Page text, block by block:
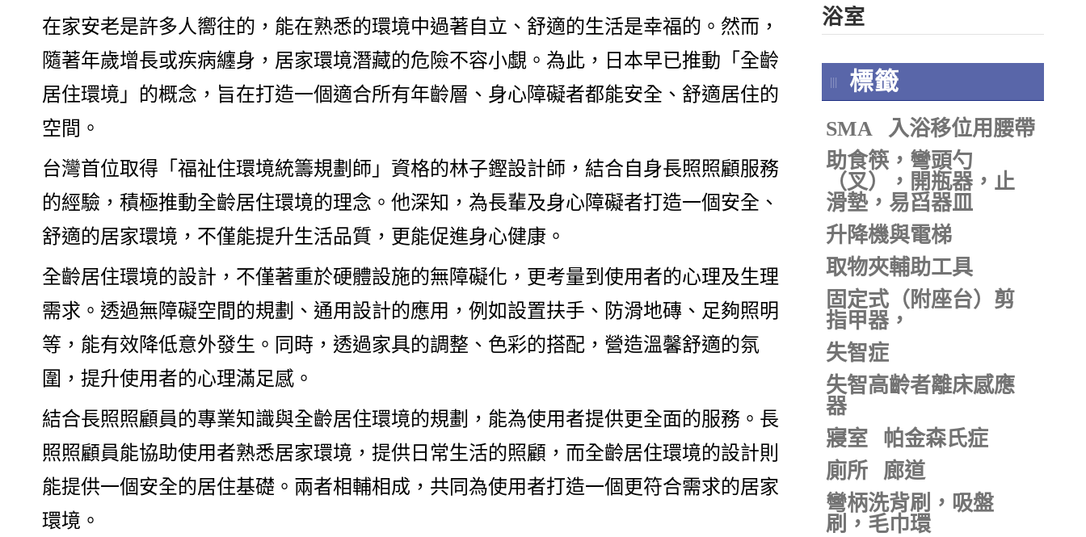
在家安老是許多人嚮往的，能在熟悉的環境中過著自立、舒適的生活是幸福的。然而，
隨著年歲增長或疾病纏身，居家環境潛藏的危險不容小覷。為此，日本早已推動「全齡
居住環境」的概念，旨在打造一個適合所有年齡層、身心障礙者都能安全、舒適居住的
空間。
台灣首位取得「福祉住環境統籌規劃師」資格的林子鏗設計師，結合自身長照照顧服務
的經驗，積極推動全齡居住環境的理念。他深知，為長輩及身心障礙者打造一個安全、
舒適的居家環境，不僅能提升生活品質，更能促進身心健康。
全齡居住環境的設計，不僅著重於硬體設施的無障礙化，更考量到使用者的心理及生理
需求。透過無障礙空間的規劃、通用設計的應用，例如設置扶手、防滑地磚、足夠照明
等，能有效降低意外發生。同時，透過家具的調整、色彩的搭配，營造溫馨舒適的氛
圍，提升使用者的心理滿足感。
結合長照照顧員的專業知識與全齡居住環境的規劃，能為使用者提供更全面的服務。長
照照顧員能協助使用者熟悉居家環境，提供日常生活的照顧，而全齡居住環境的設計則
能提供一個安全的居住基礎。兩者相輔相成，共同為使用者打造一個更符合需求的居家
環境。
浴室
標籤
SMA
入浴移位用腰帶
助食筷，彎頭勺
（叉），開瓶器，止
滑墊，易舀器皿
升降機與電梯
取物夾輔助工具
固定式（附座台）剪
指甲器，
失智症
失智高齡者離床感應
器
寢室
帕金森氏症
廁所
廊道
彎柄洗背刷，吸盤
刷，毛巾環